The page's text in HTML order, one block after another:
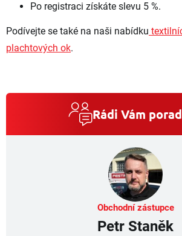
Po registraci získáte slevu 5 %.
Podívejte se také na naši nabídku
plachtových ok.
Rádi Vám
Obchodní zástupce
Petr Staněk